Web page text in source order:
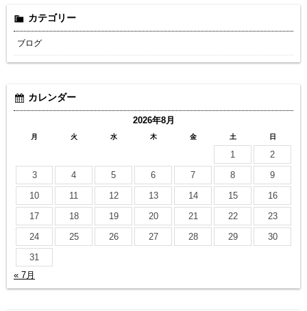
カテゴリー
ブログ
カレンダー
2026年8月
月 火 水 木 金 土 日
1
2
3
4 5 6 7 8
9
10
11 12 13 14 15
16
17
18 19 20 21 22
23
24
25 26 27 28 29
30
31
« 7月